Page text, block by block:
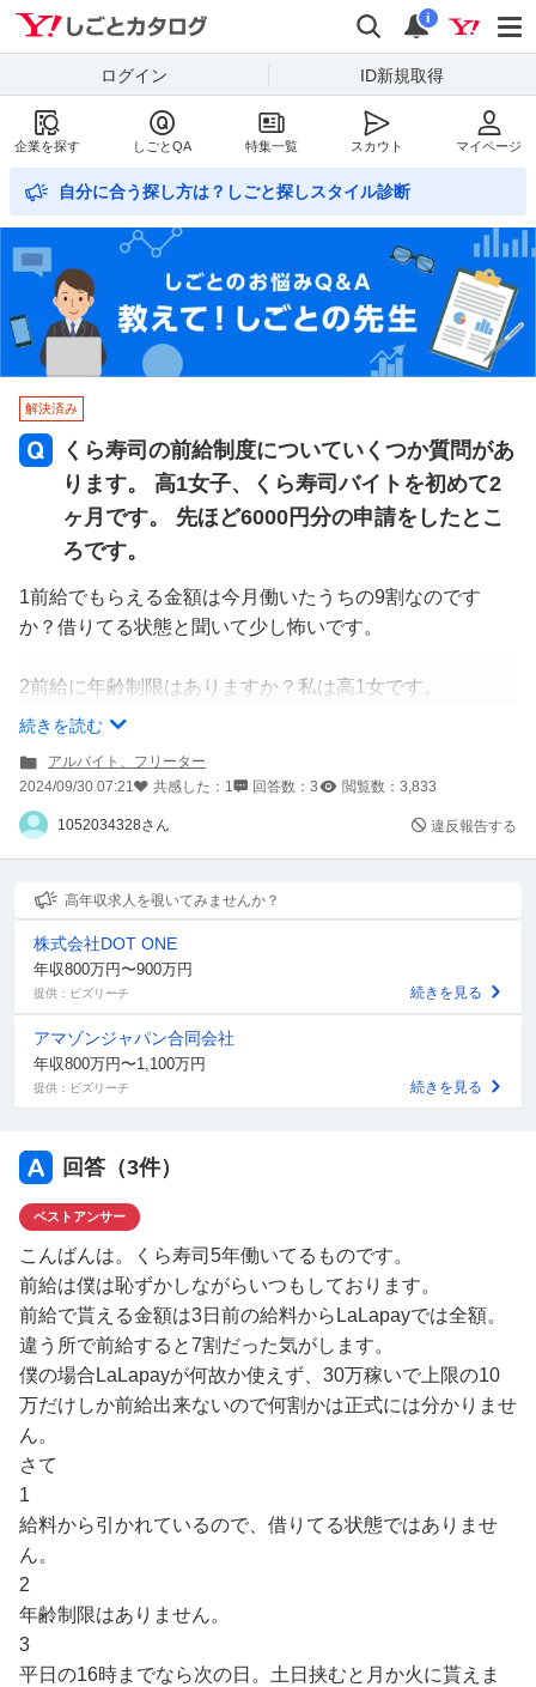
Yahoo!しごとカタログ
検索
通知
i
ログイン ID新規取得
企業を探す しごとQA 特集一覧 スカウト マイページ
自分に合う探し方は？しごと探しスタイル診断
解決済み
くら寿司の前給制度についていくつか質問があ
ります。 高1女子、くら寿司バイトを初めて2
ヶ月です。 先ほど6000円分の申請をしたとこ
ろです。
1前給でもらえる金額は今月働いたうちの9割なのです
か？借りてる状態と聞いて少し怖いです。
2前給に年齢制限はありますか？私は高1女です。
4前給の申請をすることで何かめんどくさくなること（確
定申告など）はありますか？
5前給制度はあまり使わないほうが良いですか？
続きを読む
アルバイト、フリーター
2024/09/30 07:21
共感した： 1 回答数： 3 閲覧数： 3,833
1052034328さん 違反報告する
高年収求人を覗いてみませんか？
株式会社DOT ONE
年収800万円〜900万円
提供：ビズリーチ 続きを見る
アマゾンジャパン合同会社
年収800万円〜1,100万円
提供：ビズリーチ 続きを見る
回答（3件）
ベストアンサー
こんばんは。くら寿司5年働いてるものです。
前給は僕は恥ずかしながらいつもしております。
前給で貰える金額は3日前の給料からLaLapayでは全額。
違う所で前給すると7割だった気がします。
僕の場合LaLapayが何故か使えず、30万稼いで上限の10
万だけしか前給出来ないので何割かは正式には分かりませ
ん。
さて
1
給料から引かれているので、借りてる状態ではありませ
ん。
2
年齢制限はありません。
3
平日の16時までなら次の日。土日挟むと月か火に貰えま